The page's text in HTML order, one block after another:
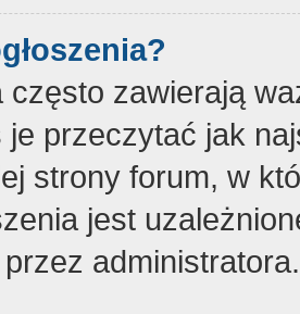
często zawierają
je przeczytać jak
strony forum, w
jest
administratora.